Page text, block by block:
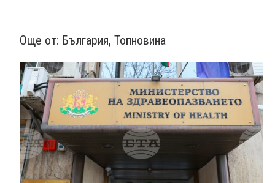
Още от: България, Топновина